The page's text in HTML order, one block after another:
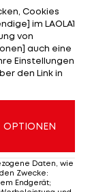
Mannschaft
Prudlo in
auch
Cookies
im LAOLA1
von
auch eine
Einstellungen
den Link in
OPTIONEN
Daten, wie
Zwecke:
Endgerät;